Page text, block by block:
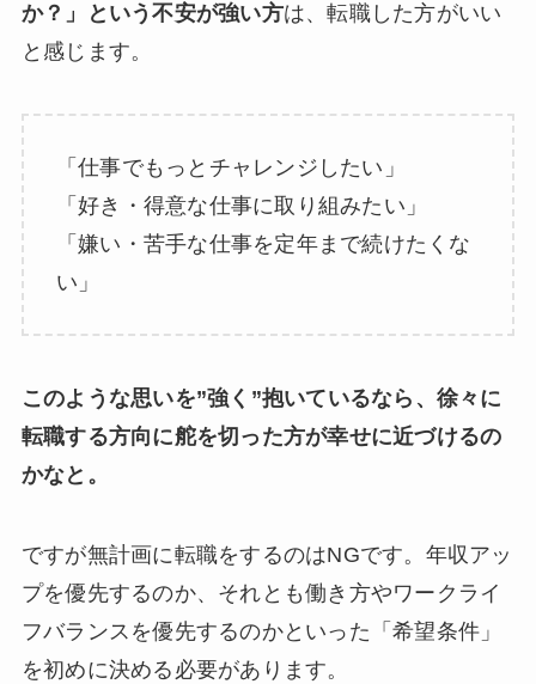
か？」という不安が強い方は、転職した方がいい
と感じます。
「仕事でもっとチャレンジしたい」
「好き・得意な仕事に取り組みたい」
「嫌い・苦手な仕事を定年まで続けたくな
い」
このような思いを”強く”抱いているなら、徐々に
転職する方向に舵を切った方が幸せに近づけるの
かなと。
ですが無計画に転職をするのはNGです。年収アッ
プを優先するのか、それとも働き方やワークライ
フバランスを優先するのかといった「希望条件」
を初めに決める必要があります。